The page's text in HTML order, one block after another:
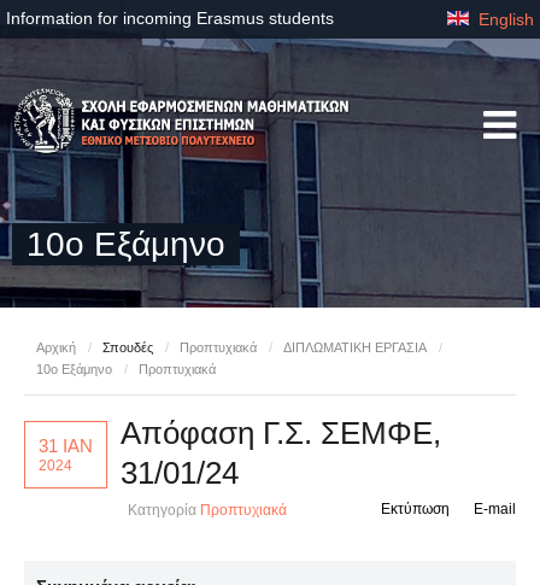
Information for incoming Erasmus students English
10ο Εξάμηνο
Αρχική / Σπουδές / Προπτυχιακά / ΔΙΠΛΩΜΑΤΙΚΗ ΕΡΓΑΣΙΑ
/
10ο Εξάμηνο
/ Προπτυχιακά
31 ΙΑΝ
2024
Απόφαση Γ.Σ. ΣΕΜΦΕ,
31/01/24
Κατηγορία Προπτυχιακά E-mail
Εκτύπωση